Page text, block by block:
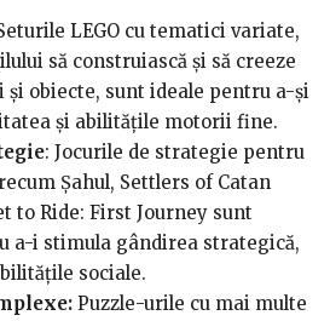
LEGO cu tematici variate,
să construiască și să creeze
și obiecte, sunt ideale pentru a-și
și abilitățile motorii fine.
: Jocurile de strategie pentru
Șahul, Settlers of Catan
to Ride: First Journey sunt
a-i stimula gândirea strategică,
sociale.
Puzzle-urile cu mai multe